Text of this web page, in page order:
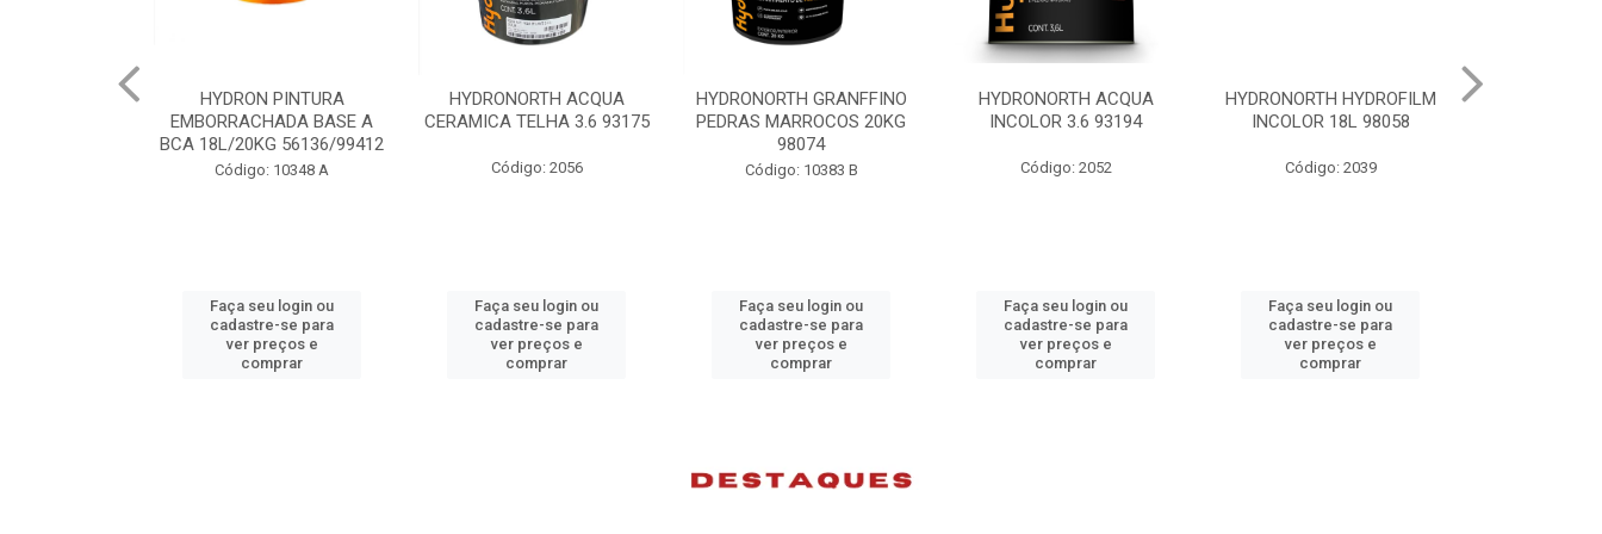
HYDRONORTH ACQUA
CERAMICA TELHA 3.6 93175
Código: 2056
Faça seu login ou
cadastre-se para
ver preços e
comprar
HYDRONORTH GRANFFINO
PEDRAS MARROCOS 20KG
Código: 10383 B
Faça seu login ou
cadastre-se para
ver preços e
comprar
HYDRONORTH ACQUA
INCOLOR 3.6 93194
Código: 2052
Faça seu login ou
cadastre-se para
ver preços e
comprar
HYDRONORTH HYDROFILM
INCOLOR 18L 98058
Código: 2039
Faça seu login ou
cadastre-se para
ver preços e
comprar
HYDRONORTH ACR STAND
RENDE BCO GELO 3.6 8341
Código: 10219
Faça seu login ou
cadastre-se para
ver preços e
comprar